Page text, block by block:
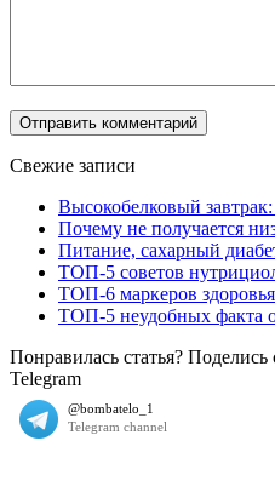
Свежие записи
Высокобелковый
Почему не получается
Питание, сахарный
ТОП-5 советов
ТОП-6 маркеров
ТОП-5 неудобных факта
Понравилась статья? Поделись
Telegram